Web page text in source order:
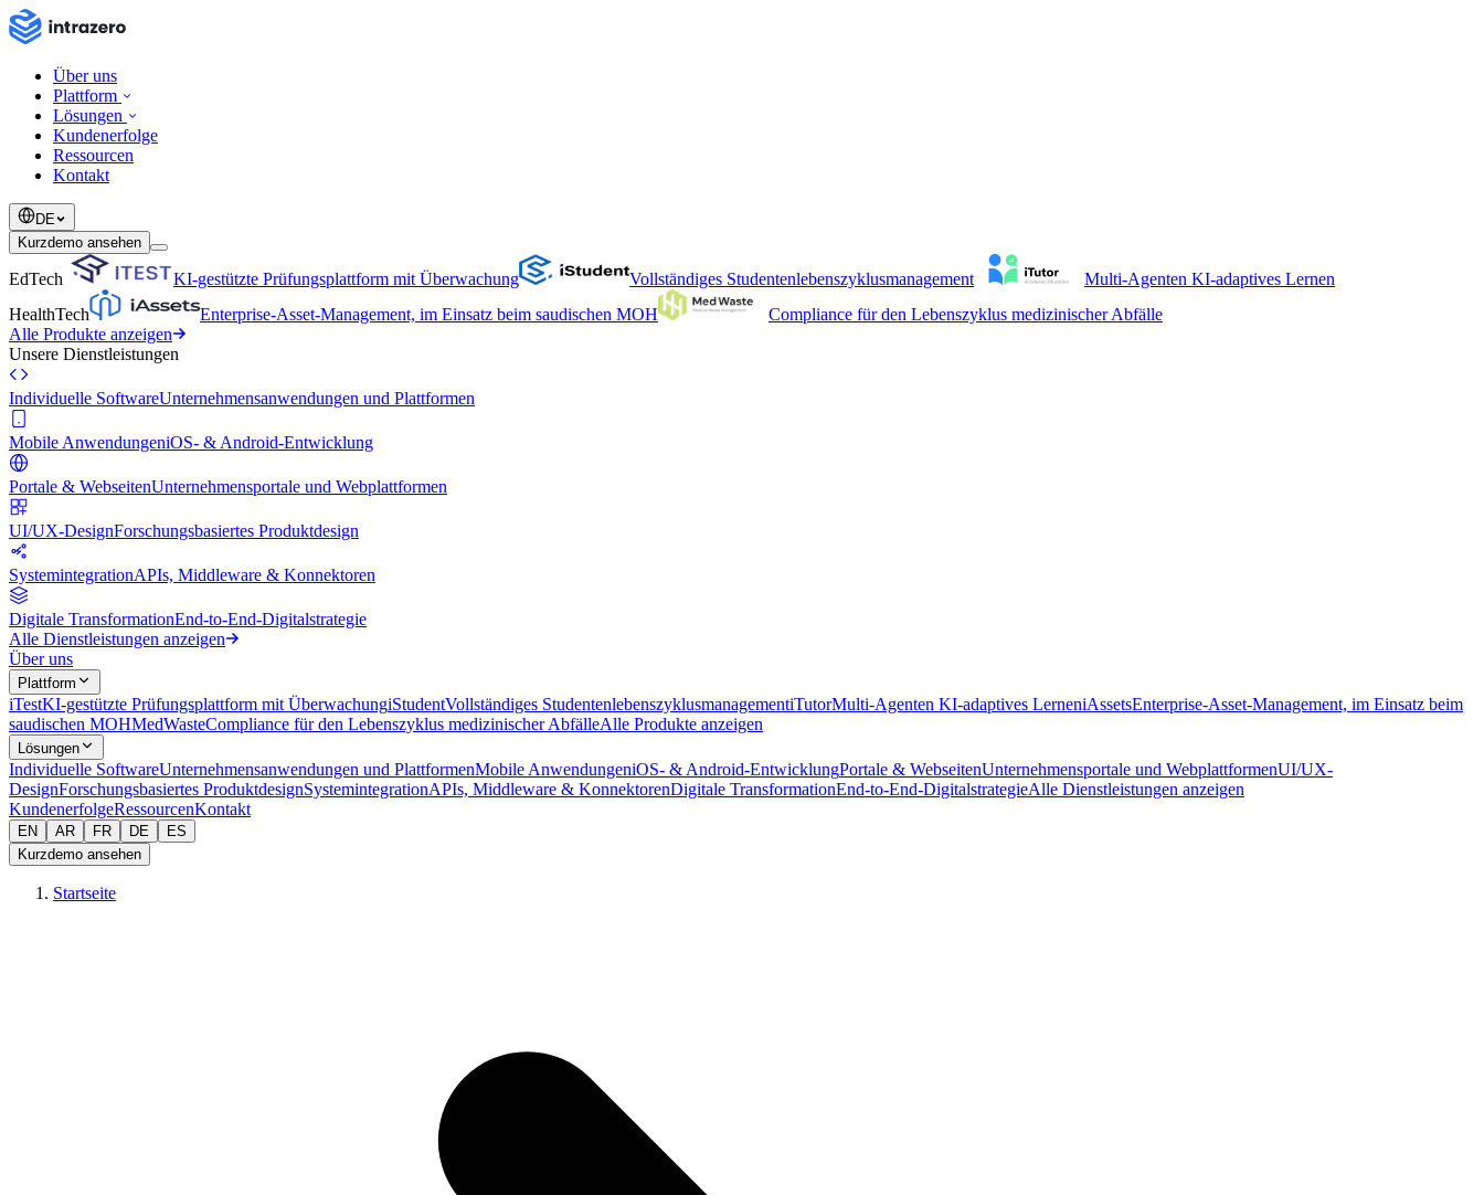
Über uns
Plattform
Lösungen
Kundenerfolge
Ressourcen
Kontakt
DE
Kurzdemo ansehen
EdTech KI-gestützte Prüfungsplattform mit Überwachung Vollständiges Studentenlebenszyklusmanagement
Multi-Agenten KI-adaptives Lernen
HealthTech
Enterprise-Asset-Management, im Einsatz beim saudischen MOH
Compliance für den Lebenszyklus medizinischer Abfälle
Alle Produkte anzeigen
Unsere Dienstleistungen
Individuelle SoftwareUnternehmensanwendungen und Plattformen
Mobile AnwendungeniOS- & Android-Entwicklung
Portale & WebseitenUnternehmensportale und Webplattformen
UI/UX-DesignForschungsbasiertes Produktdesign
SystemintegrationAPIs, Middleware & Konnektoren
Digitale TransformationEnd-to-End-Digitalstrategie
Alle Dienstleistungen anzeigen
Über uns
Plattform
iTestKI-gestützte Prüfungsplattform mit ÜberwachungiStudentVollständiges StudentenlebenszyklusmanagementiTutorMulti-Agenten KI-adaptives LerneniAssetsEnterprise-Asset-Management, im Einsatz beim
saudischen MOHMedWasteCompliance für den Lebenszyklus medizinischer AbfälleAlle Produkte anzeigen
Lösungen
Individuelle SoftwareUnternehmensanwendungen und PlattformenMobile AnwendungeniOS- & Android-EntwicklungPortale & WebseitenUnternehmensportale und WebplattformenUI/UX-
DesignForschungsbasiertes ProduktdesignSystemintegrationAPIs, Middleware & KonnektorenDigitale TransformationEnd-to-End-DigitalstrategieAlle Dienstleistungen anzeigen
KundenerfolgeRessourcenKontakt
EN AR FR DE
ES
Kurzdemo ansehen
Startseite